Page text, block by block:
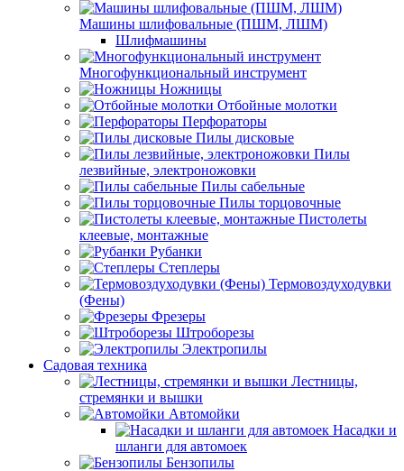
Машины шлифовальные (ПШМ, ЛШМ)
Шлифмашины
Многофункциональный инструмент
Ножницы
Отбойные молотки
Перфораторы
Пилы дисковые
Пилы
лезвийные, электроножовки
Пилы сабельные
Пилы торцовочные
Пистолеты
клеевые, монтажные
Рубанки
Степлеры
Термовоздуходувки
(Фены)
Фрезеры
Штроборезы
Электропилы
Садовая техника
Лестницы,
стремянки и вышки
Автомойки
Насадки и
шланги для автомоек
Бензопилы